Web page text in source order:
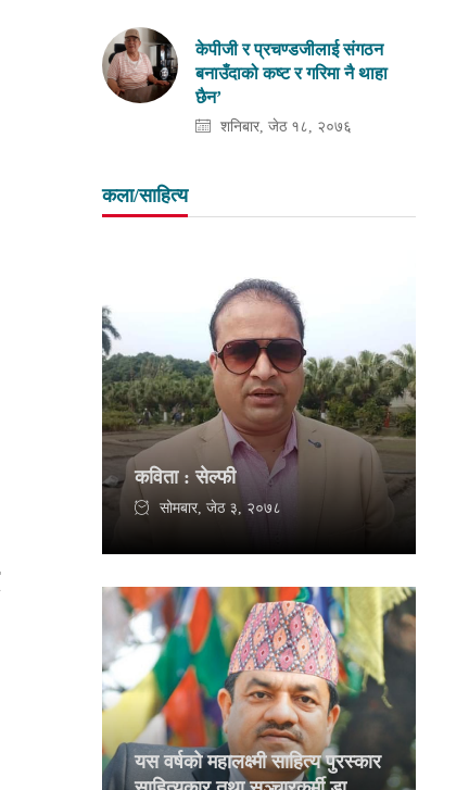
केपीजी र प्रचण्डजीलाई संगठन
बनाउँदाको कष्ट र गरिमा नै थाहा
छैन’
शनिबार, जेठ १८, २०७६
कला/साहित्य
कविता : सेल्फी
सोमबार, जेठ ३, २०७८
यस वर्षको महालक्ष्मी साहित्य पुरस्कार